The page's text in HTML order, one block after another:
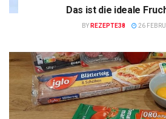
Das ist die ideale
BY REZEPTE38 26